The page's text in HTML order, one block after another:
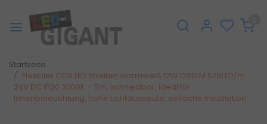
Startseite
Flexibler COB LED Streifen warmweiß 12W 1200LM 528LED/m
24V DC IP20 3000K – 5m, schneidbar, ideal für
Innenbeleuchtung, hohe Lichtausbeute, einfache Installation